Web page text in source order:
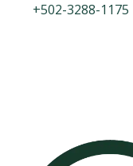
+502-3288-1175